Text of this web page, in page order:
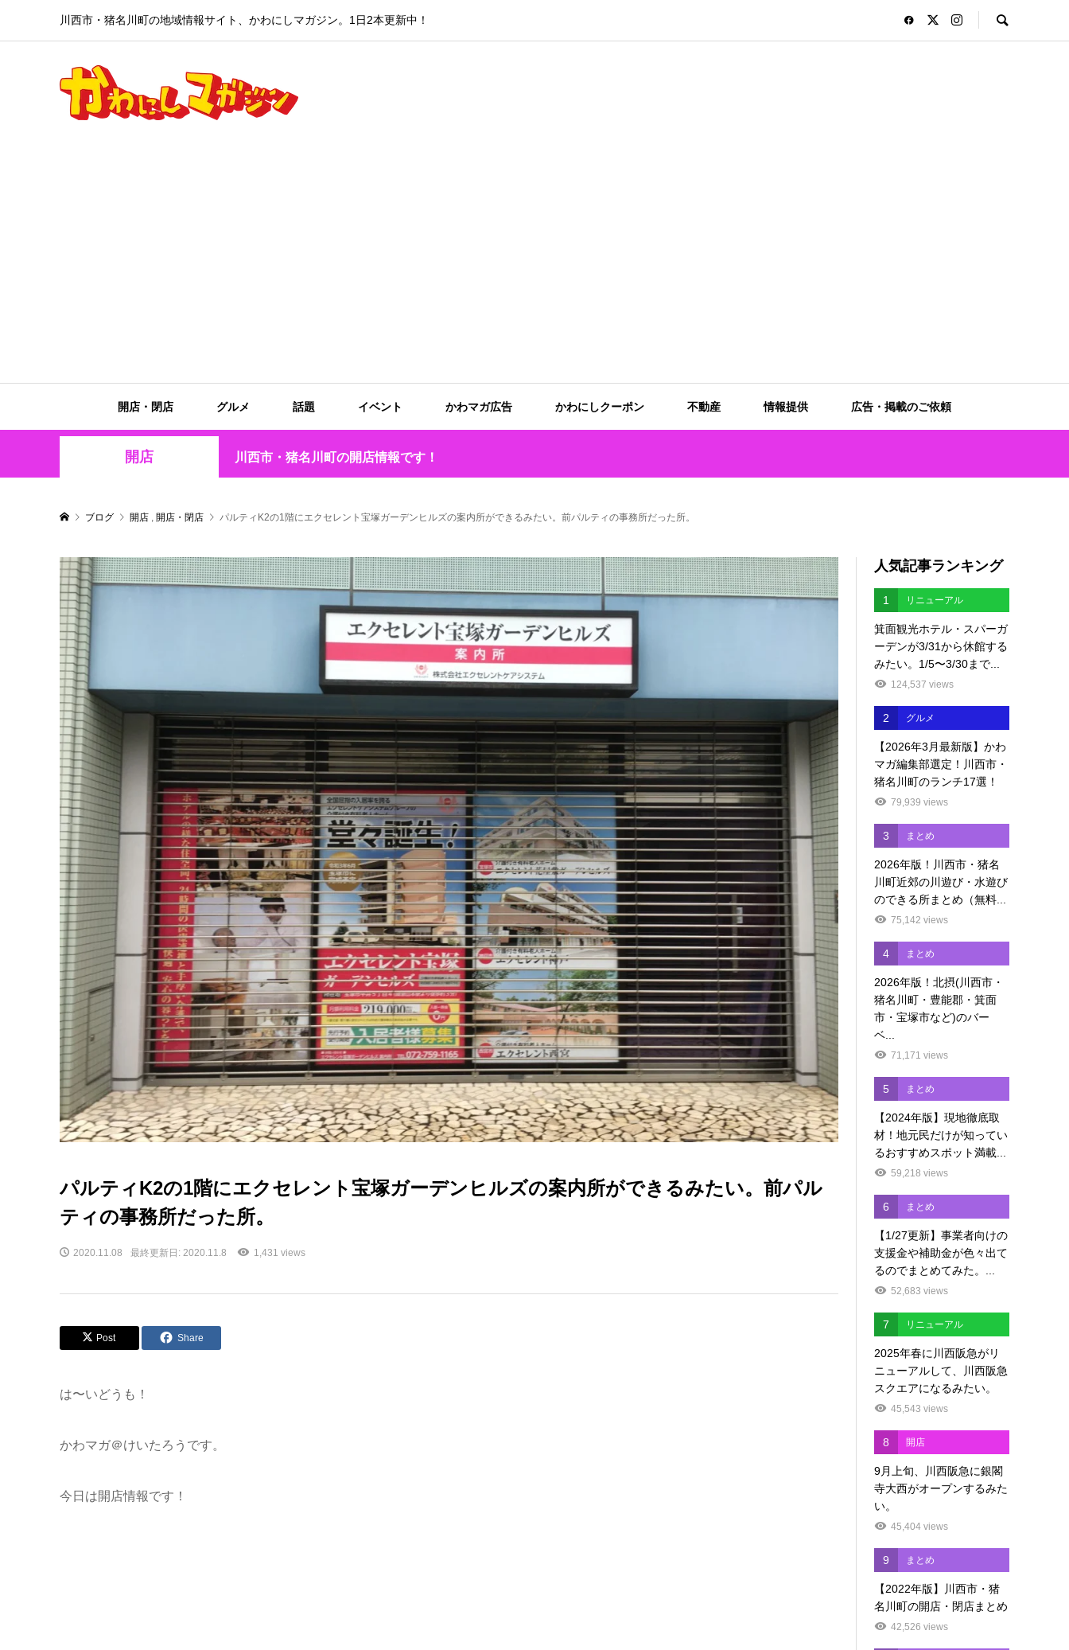
川西市・猪名川町の地域情報サイト、かわにしマガジン。1日2本更新中！
開店・閉店 グルメ 話題 イベント かわマガ広告 かわにしクーポン 不動産 情報提供 広告・掲載のご依頼
開店 川西市・猪名川町の開店情報です！
ブログ 開店 , 開店・閉店 パルティK2の1階にエクセレント宝塚ガーデンヒルズの案内所ができるみたい。前パルティの事務所だった所。
パルティK2の1階にエクセレント宝塚ガーデンヒルズの案内所ができるみたい。前パル
ティの事務所だった所。
2020.11.08 最終更新日: 2020.11.8 1,431 views
Post Share
は〜いどうも！
かわマガ＠けいたろうです。
今日は開店情報です！
人気記事ランキング
1 リニューアル
箕面観光ホテル・スパーガ
ーデンが3/31から休館する
みたい。1/5〜3/30まで...
124,537 views
2 グルメ
【2026年3月最新版】かわ
マガ編集部選定！川西市・
猪名川町のランチ17選！
79,939 views
3 まとめ
2026年版！川西市・猪名
川町近郊の川遊び・水遊び
のできる所まとめ（無料...
75,142 views
4 まとめ
2026年版！北摂(川西市・
猪名川町・豊能郡・箕面
市・宝塚市など)のバー
ベ...
71,171 views
5 まとめ
【2024年版】現地徹底取
材！地元民だけが知ってい
るおすすめスポット満載...
59,218 views
6 まとめ
【1/27更新】事業者向けの
支援金や補助金が色々出て
るのでまとめてみた。...
52,683 views
7 リニューアル
2025年春に川西阪急がリ
ニューアルして、川西阪急
スクエアになるみたい。
45,543 views
8 開店
9月上旬、川西阪急に銀閣
寺大西がオープンするみた
い。
45,404 views
9 まとめ
【2022年版】川西市・猪
名川町の開店・閉店まとめ
42,526 views